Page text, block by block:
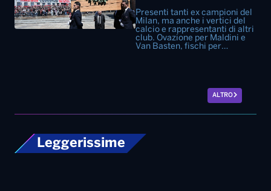
Presenti tanti ex campioni del
Milan, ma anche i vertici del
calcio e rappresentanti di altri
club. Ovazione per Maldini e
Van Basten, fischi per…
ALTRO
Leggerissime